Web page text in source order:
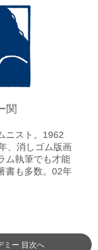
関
ニスト。1962
、消しゴム版画
ム執筆でも才能
書も多数。02年
ミー 目次へ